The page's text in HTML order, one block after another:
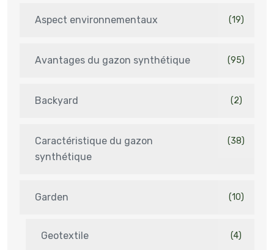
Aspect environnementaux (19)
Avantages du gazon synthétique (95)
Backyard (2)
Caractéristique du gazon
synthétique
(38)
Garden (10)
Geotextile (4)